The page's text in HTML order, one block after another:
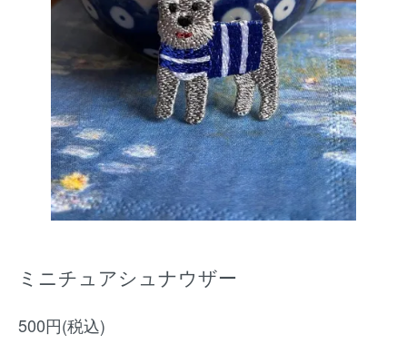
ミニチュアシュナウザー
500円(税込)